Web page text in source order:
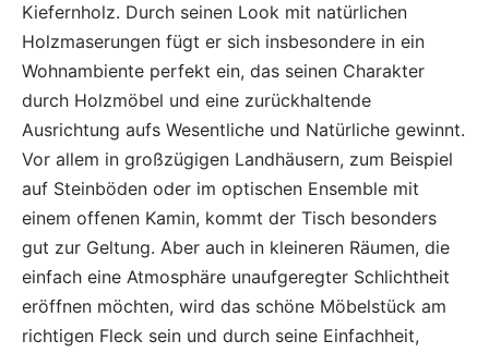
Kiefernholz. Durch seinen Look mit natürlichen
Holzmaserungen fügt er sich insbesondere in ein
Wohnambiente perfekt ein, das seinen Charakter
durch Holzmöbel und eine zurückhaltende
Ausrichtung aufs Wesentliche und Natürliche gewinnt.
Vor allem in großzügigen Landhäusern, zum Beispiel
auf Steinböden oder im optischen Ensemble mit
einem offenen Kamin, kommt der Tisch besonders
gut zur Geltung. Aber auch in kleineren Räumen, die
einfach eine Atmosphäre unaufgeregter Schlichtheit
eröffnen möchten, wird das schöne Möbelstück am
richtigen Fleck sein und durch seine Einfachheit,